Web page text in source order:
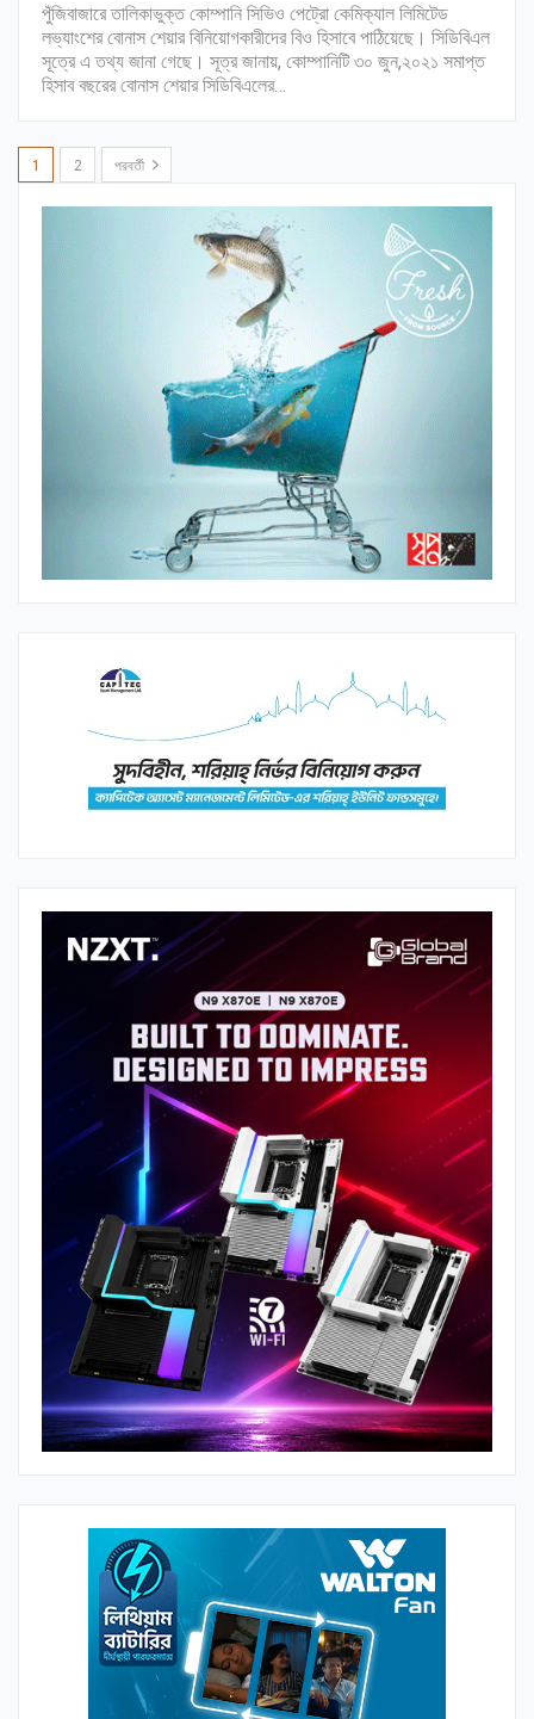
পুঁজিবাজারে তালিকাভুক্ত কোম্পানি সিভিও পেট্রো কেমিক্যাল লিমিটেড
লভ্যাংশের বোনাস শেয়ার বিনিয়োগকারীদের বিও হিসাবে পাঠিয়েছে। সিডিবিএল
সূত্রে এ তথ্য জানা গেছে। সূত্র জানায়, কোম্পানিটি ৩০ জুন,২০২১ সমাপ্ত
হিসাব বছরের বোনাস শেয়ার সিডিবিএলের…
1 2 পরবর্তী